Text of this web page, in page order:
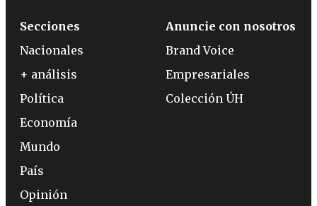
Secciones
Nacionales
+ análisis
Política
Economía
Mundo
País
Opinión
Anuncie con nosotros
Brand Voice
Empresariales
Colección ÚH